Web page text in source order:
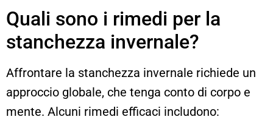
Quali sono i rimedi per la
stanchezza invernale?
Affrontare la stanchezza invernale richiede un
approccio globale, che tenga conto di corpo e
mente. Alcuni rimedi efficaci includono: